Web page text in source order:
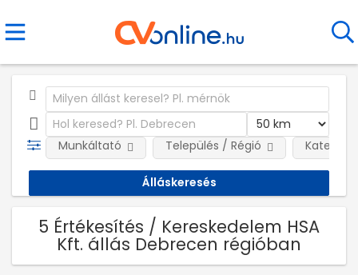
Munkáltató Település / Régió
5 Értékesítés / Kereskedelem HSA
Kft. állás Debrecen régióban